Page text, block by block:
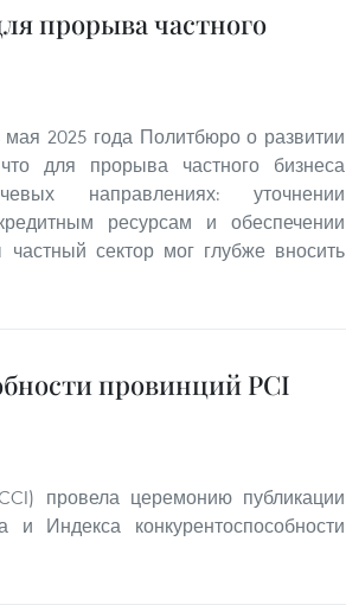
прорыва частного
2025 года Политбюро о развитии
для прорыва частного бизнеса
направлениях: уточнении
ресурсам и обеспечении
сектор мог глубже вносить
провинций PCI
провела церемонию публикации
Индекса конкурентоспособности